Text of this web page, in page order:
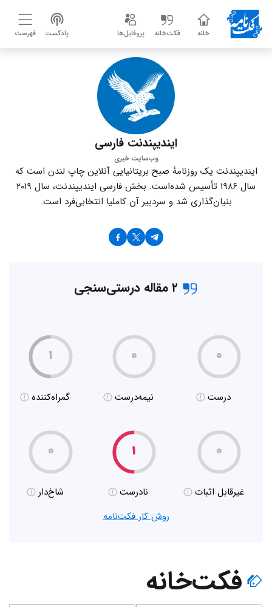
خانه فکت‌خانه پروفایل‌ها پادکست فهرست
ایندیپندنت فارسی
وب‌سایت خبری
ایندیپندنت یک روزنامهٔ صبح بریتانیایی آنلاین چاپ لندن است که
سال ۱۹۸۶ تأسیس شده‌است. بخش فارسی ایندیپندنت، سال ۲۰۱۹
بنیان‌گذاری شد و سردبیر آن کاملیا انتخابی‌فرد است.
۲ مقاله درستی‌سنجی
۰
درست
۰
نیمه‌درست
۱
گمراه‌کننده
۰
غیر‌قابل اثبات
۱
نادرست
۰
شاخ‌دار
روش کار فکت‌نامه
فکت‌خانه